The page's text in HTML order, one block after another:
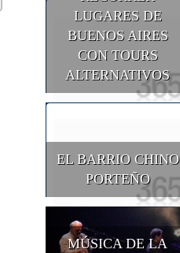
LUGARES DE
BUENOS AIRES
CON TOURS
ALTERNATIVOS
EL BARRIO CHINO
PORTEÑO
MÚSICA DE LA